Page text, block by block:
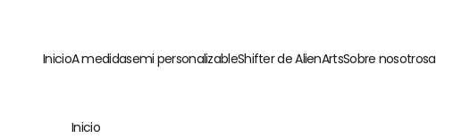
InicioA medidasemi personalizableShifter de AlienArtsSobre nosotrosa
Inicio